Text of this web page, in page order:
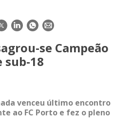
LinkedInWhatsApp
E-
se Campeão
sub-18
venceu último encontro
ao FC Porto e fez o pleno